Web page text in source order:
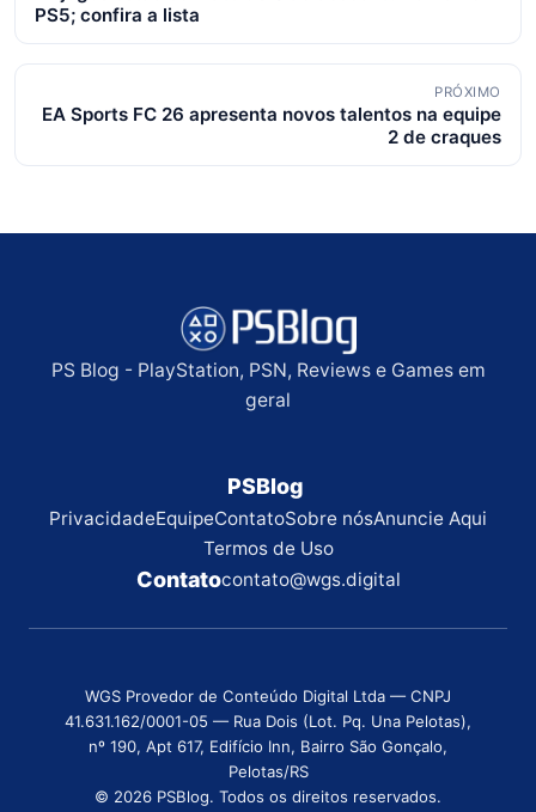
de
posts
PS5; confira a lista
PRÓXIMO
EA Sports FC 26 apresenta novos talentos na equipe
2 de craques
PS Blog - PlayStation, PSN, Reviews e Games em
geral
PSBlog
PrivacidadeEquipeContatoSobre nósAnuncie Aqui
Termos de Uso
Contatocontato@wgs.digital
WGS Provedor de Conteúdo Digital Ltda — CNPJ
41.631.162/0001-05 — Rua Dois (Lot. Pq. Una Pelotas),
nº 190, Apt 617, Edifício Inn, Bairro São Gonçalo,
Pelotas/RS
© 2026 PSBlog. Todos os direitos reservados.